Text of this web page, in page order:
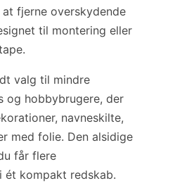
fjerne overskydende
til montering eller
valg til mindre
og hobbybrugere, der
navneskilte,
med folie. Den alsidige
får flere
ét kompakt redskab.